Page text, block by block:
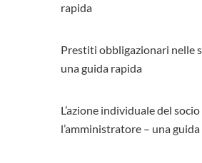
rapida
Prestiti obbligazionari nelle
una guida rapida
L’azione individuale del
l’amministratore – una